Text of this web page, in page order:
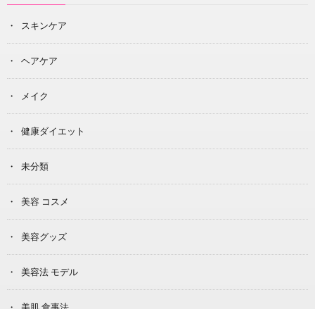
スキンケア
ヘアケア
メイク
健康ダイエット
未分類
美容 コスメ
美容グッズ
美容法 モデル